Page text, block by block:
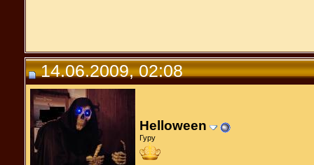
14.06.2009, 02:08
Helloween
Гуру